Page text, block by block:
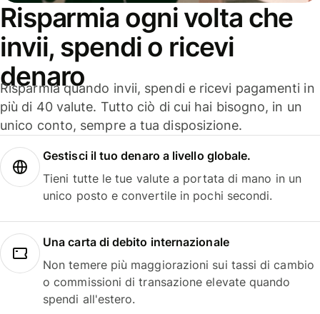
Risparmia ogni volta che
invii, spendi o ricevi
denaro
Risparmia quando invii, spendi e ricevi pagamenti in
più di 40 valute. Tutto ciò di cui hai bisogno, in un
unico conto, sempre a tua disposizione.
Gestisci il tuo denaro a livello globale.
Tieni tutte le tue valute a portata di mano in un
unico posto e convertile in pochi secondi.
Una carta di debito internazionale
Non temere più maggiorazioni sui tassi di cambio
o commissioni di transazione elevate quando
spendi all'estero.